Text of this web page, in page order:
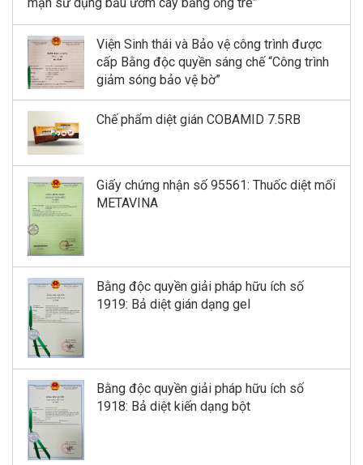
Viện Sinh thái và Bảo vệ công trình được
cấp Bằng độc quyền sáng chế “Công trình
giảm sóng bảo vệ bờ”
Chế phẩm diệt gián COBAMID 7.5RB
Giấy chứng nhận số 95561: Thuốc diệt mối
METAVINA
Bằng độc quyền giải pháp hữu ích số
1919: Bả diệt gián dạng gel
Bằng độc quyền giải pháp hữu ích số
1918: Bả diệt kiến dạng bột